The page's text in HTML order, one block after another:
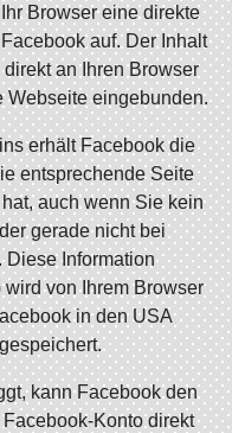
Browser eine direkte
auf. Der Inhalt
an Ihren Browser
Webseite eingebunden.
erhält Facebook die
entsprechende Seite
auch wenn Sie kein
gerade nicht bei
Information
von Ihrem Browser
in den USA
kann Facebook den
Konto direkt